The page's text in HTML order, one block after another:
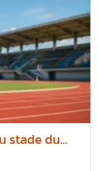
stade du...